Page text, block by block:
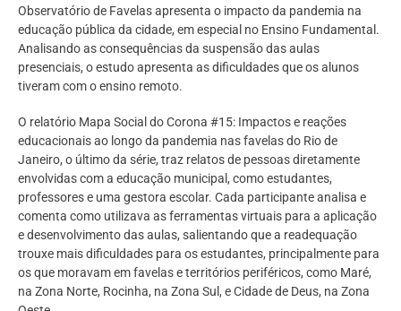
Observatório de Favelas apresenta o impacto da pandemia na
educação pública da cidade, em especial no Ensino Fundamental.
Analisando as consequências da suspensão das aulas
presenciais, o estudo apresenta as dificuldades que os alunos
tiveram com o ensino remoto.
O relatório Mapa Social do Corona #15: Impactos e reações
educacionais ao longo da pandemia nas favelas do Rio de
Janeiro, o último da série, traz relatos de pessoas diretamente
envolvidas com a educação municipal, como estudantes,
professores e uma gestora escolar. Cada participante analisa e
comenta como utilizava as ferramentas virtuais para a aplicação
e desenvolvimento das aulas, salientando que a readequação
trouxe mais dificuldades para os estudantes, principalmente para
os que moravam em favelas e territórios periféricos, como Maré,
na Zona Norte, Rocinha, na Zona Sul, e Cidade de Deus, na Zona